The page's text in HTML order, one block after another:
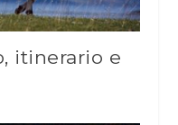
itinerario e